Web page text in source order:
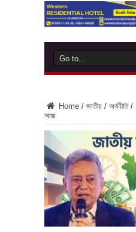
Home / জাতীয় / অর্থনীতি /
আজ